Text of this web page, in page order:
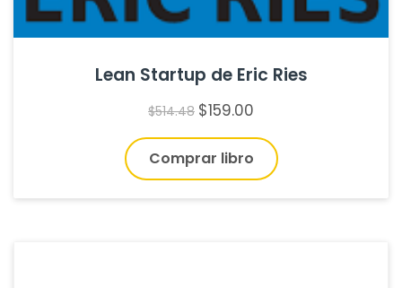
Lean Startup de Eric Ries
$514.48 $159.00
Comprar libro